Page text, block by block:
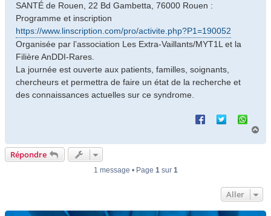
g
e
SANTÉ de Rouen, 22 Bd Gambetta, 76000 Rouen :
Programme et inscription
https://www.linscription.com/pro/activite.php?P1=190052
Organisée par l’association Les Extra-Vaillants/MYT1L et la
Filière AnDDI-Rares.
La journée est ouverte aux patients, familles, soignants,
chercheurs et permettra de faire un état de la recherche et
des connaissances actuelles sur ce syndrome.
Répondre
1 message • Page 1sur 1
Aller